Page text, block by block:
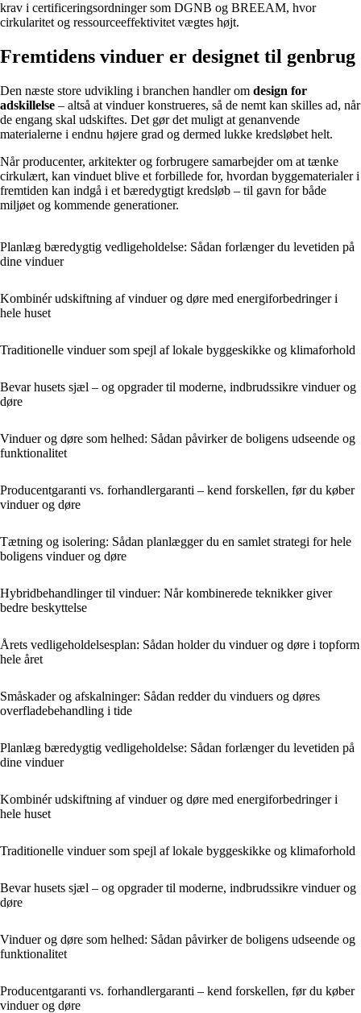
krav i certificeringsordninger som DGNB og BREEAM, hvor
cirkularitet og ressourceeffektivitet vægtes højt.
Fremtidens vinduer er designet til genbrug
Den næste store udvikling i branchen handler om design for
adskillelse – altså at vinduer konstrueres, så de nemt kan skilles ad, når
de engang skal udskiftes. Det gør det muligt at genanvende
materialerne i endnu højere grad og dermed lukke kredsløbet helt.
Når producenter, arkitekter og forbrugere samarbejder om at tænke
cirkulært, kan vinduet blive et forbillede for, hvordan byggematerialer i
fremtiden kan indgå i et bæredygtigt kredsløb – til gavn for både
miljøet og kommende generationer.
Planlæg bæredygtig vedligeholdelse: Sådan forlænger du levetiden på
dine vinduer
Kombinér udskiftning af vinduer og døre med energiforbedringer i
hele huset
Traditionelle vinduer som spejl af lokale byggeskikke og klimaforhold
Bevar husets sjæl – og opgrader til moderne, indbrudssikre vinduer og
døre
Vinduer og døre som helhed: Sådan påvirker de boligens udseende og
funktionalitet
Producentgaranti vs. forhandlergaranti – kend forskellen, før du køber
vinduer og døre
Tætning og isolering: Sådan planlægger du en samlet strategi for hele
boligens vinduer og døre
Hybridbehandlinger til vinduer: Når kombinerede teknikker giver
bedre beskyttelse
Årets vedligeholdelsesplan: Sådan holder du vinduer og døre i topform
hele året
Småskader og afskalninger: Sådan redder du vinduers og døres
overfladebehandling i tide
Planlæg bæredygtig vedligeholdelse: Sådan forlænger du levetiden på
dine vinduer
Kombinér udskiftning af vinduer og døre med energiforbedringer i
hele huset
Traditionelle vinduer som spejl af lokale byggeskikke og klimaforhold
Bevar husets sjæl – og opgrader til moderne, indbrudssikre vinduer og
døre
Vinduer og døre som helhed: Sådan påvirker de boligens udseende og
funktionalitet
Producentgaranti vs. forhandlergaranti – kend forskellen, før du køber
vinduer og døre